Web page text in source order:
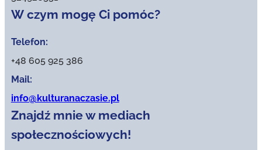
W czym mogę Ci pomóc?
Telefon:
+48 605 925 386
Mail:
info@kulturanaczasie.pl
Znajdź mnie w mediach
społecznościowych!